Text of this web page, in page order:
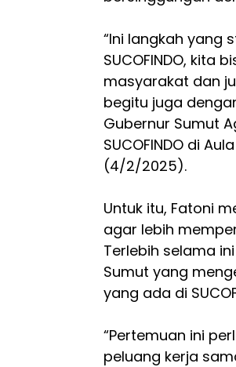
“Ini langkah yang
SUCOFINDO, kita
masyarakat dan
begitu juga
Gubernur Sumut
SUCOFINDO di
(4/2/2025).
Untuk itu, Fatoni
agar lebih
Terlebih selama
Sumut yang
yang ada di
“Pertemuan ini
peluang kerja